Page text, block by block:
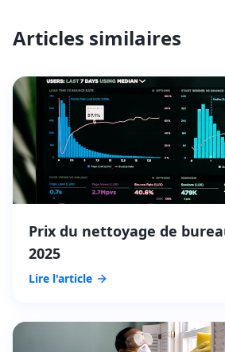
Articles similaires
Prix du nettoyage de
2025
Lire l'article